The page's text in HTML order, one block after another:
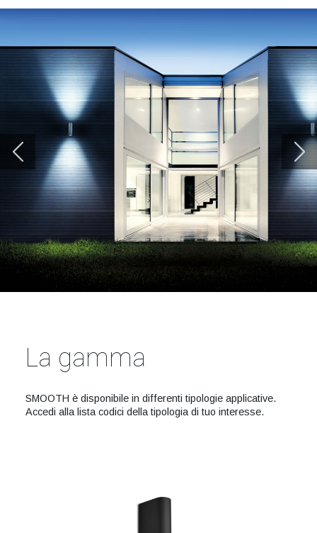
La gamma
SMOOTH è disponibile in differenti tipologie applicative.
Accedi alla lista codici della tipologia di tuo interesse.